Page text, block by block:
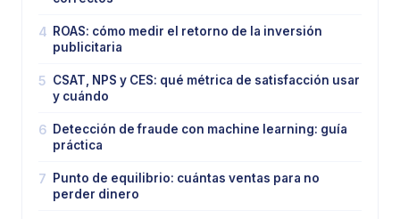
4 ROAS: cómo medir el retorno de la inversión
publicitaria
5 CSAT, NPS y CES: qué métrica de satisfacción usar
y cuándo
6 Detección de fraude con machine learning: guía
práctica
7
Punto de equilibrio: cuántas ventas para no
perder dinero